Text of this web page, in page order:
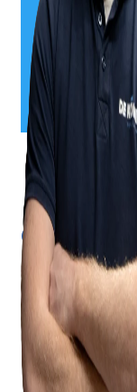
NEEM
ONZE